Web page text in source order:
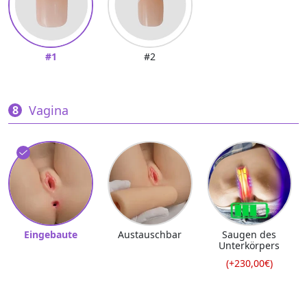
#1 #2
Vagina
Eingebaute Austauschbar
Saugen des
Unterkörpers
(+230,00€)